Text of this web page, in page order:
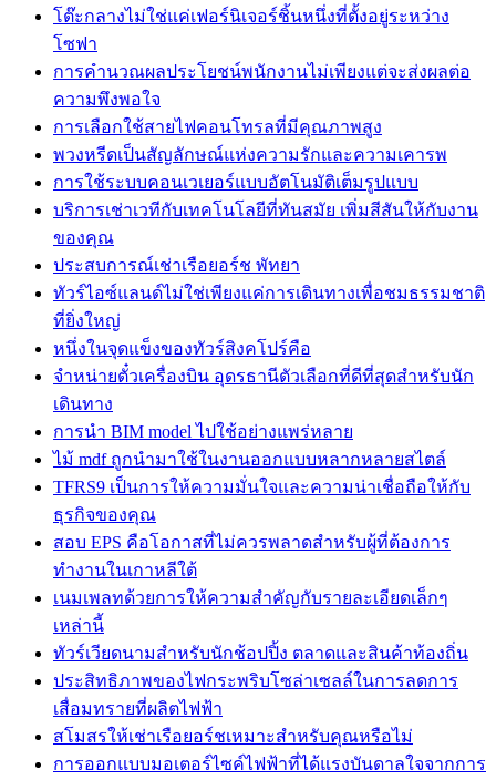
โต๊ะกลางไม่ใช่แค่เฟอร์นิเจอร์ชิ้นหนึ่งที่ตั้งอยู่ระหว่าง
โซฟา
การคำนวณผลประโยชน์พนักงานไม่เพียงแต่จะส่งผลต่อ
ความพึงพอใจ
การเลือกใช้สายไฟคอนโทรลที่มีคุณภาพสูง
พวงหรีดเป็นสัญลักษณ์แห่งความรักและความเคารพ
การใช้ระบบคอนเวเยอร์แบบอัตโนมัติเต็มรูปแบบ
บริการเช่าเวทีกับเทคโนโลยีที่ทันสมัย เพิ่มสีสันให้กับงาน
ของคุณ
ประสบการณ์เช่าเรือยอร์ช พัทยา
ทัวร์ไอซ์แลนด์ไม่ใช่เพียงแค่การเดินทางเพื่อชมธรรมชาติ
ที่ยิ่งใหญ่
หนึ่งในจุดแข็งของทัวร์สิงคโปร์คือ
จำหน่ายตั๋วเครื่องบิน อุดรธานีตัวเลือกที่ดีที่สุดสำหรับนัก
เดินทาง
การนำ BIM model ไปใช้อย่างแพร่หลาย
ไม้ mdf ถูกนำมาใช้ในงานออกแบบหลากหลายสไตล์
TFRS9 เป็นการให้ความมั่นใจและความน่าเชื่อถือให้กับ
ธุรกิจของคุณ
สอบ EPS คือโอกาสที่ไม่ควรพลาดสำหรับผู้ที่ต้องการ
ทำงานในเกาหลีใต้
เนมเพลทด้วยการให้ความสำคัญกับรายละเอียดเล็กๆ
เหล่านี้
ทัวร์เวียดนามสำหรับนักช้อปปิ้ง ตลาดและสินค้าท้องถิ่น
ประสิทธิภาพของไฟกระพริบโซล่าเซลล์ในการลดการ
เสื่อมทรายที่ผลิตไฟฟ้า
สโมสรให้เช่าเรือยอร์ชเหมาะสำหรับคุณหรือไม่
การออกแบบมอเตอร์ไซค์ไฟฟ้าที่ได้แรงบันดาลใจจากการ